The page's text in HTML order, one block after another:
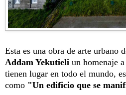
Esta es una obra de arte urbano
Addam Yekutieli un homenaje
tienen lugar en todo el mundo,
como "Un edificio que se